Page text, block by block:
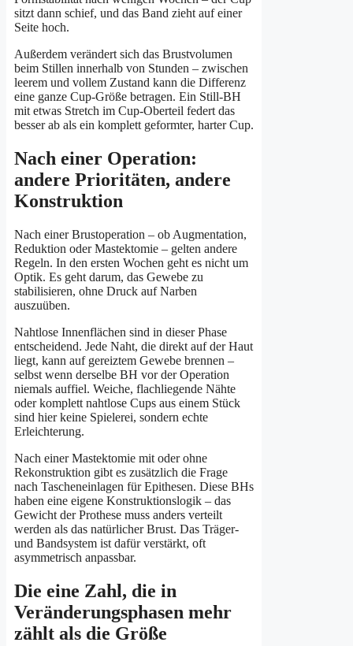
sitzt dann schief, und das Band zieht auf einer
Seite hoch.
Außerdem verändert sich das Brustvolumen
beim Stillen innerhalb von Stunden – zwischen
leerem und vollem Zustand kann die Differenz
eine ganze Cup-Größe betragen. Ein Still-BH
mit etwas Stretch im Cup-Oberteil federt das
besser ab als ein komplett geformter, harter Cup.
Nach einer Operation:
andere Prioritäten, andere
Konstruktion
Nach einer Brustoperation – ob Augmentation,
Reduktion oder Mastektomie – gelten andere
Regeln. In den ersten Wochen geht es nicht um
Optik. Es geht darum, das Gewebe zu
stabilisieren, ohne Druck auf Narben
auszuüben.
Nahtlose Innenflächen sind in dieser Phase
entscheidend. Jede Naht, die direkt auf der Haut
liegt, kann auf gereiztem Gewebe brennen –
selbst wenn derselbe BH vor der Operation
niemals auffiel. Weiche, flachliegende Nähte
oder komplett nahtlose Cups aus einem Stück
sind hier keine Spielerei, sondern echte
Erleichterung.
Nach einer Mastektomie mit oder ohne
Rekonstruktion gibt es zusätzlich die Frage
nach Tascheneinlagen für Epithesen. Diese BHs
haben eine eigene Konstruktionslogik – das
Gewicht der Prothese muss anders verteilt
werden als das natürlicher Brust. Das Träger-
und Bandsystem ist dafür verstärkt, oft
asymmetrisch anpassbar.
Die eine Zahl, die in
Veränderungsphasen mehr
zählt als die Größe